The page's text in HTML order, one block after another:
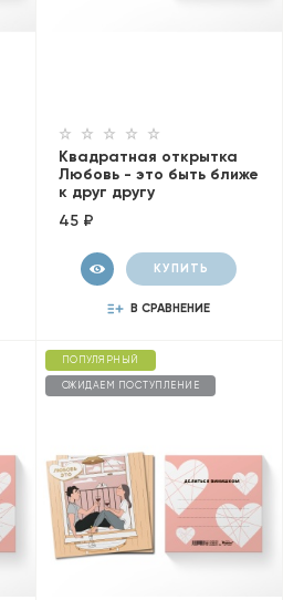
Квадратная открытка
Любовь - это быть ближе
к друг другу
45 ₽
КУПИТЬ
В СРАВНЕНИЕ
ПОПУЛЯРНЫЙ
ОЖИДАЕМ ПОСТУПЛЕНИЕ